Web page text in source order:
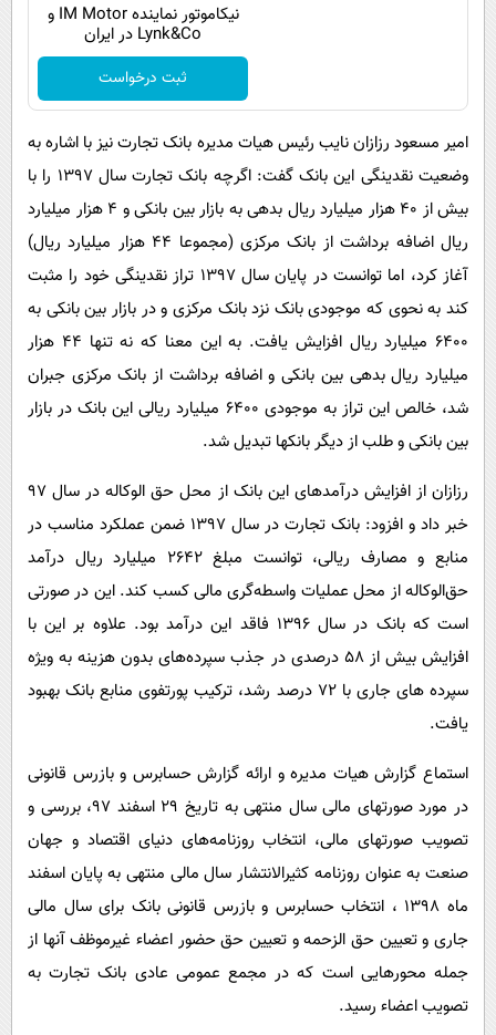
نیکاموتور نماینده IM Motor و
Lynk&Co در ایران
ثبت درخواست
امیر مسعود رزازان نایب رئیس هیات مدیره بانک تجارت نیز با اشاره به
وضعیت نقدینگی این بانک گفت: اگرچه بانک تجارت سال 1397 را با
بیش از 40 هزار میلیارد ریال بدهی به بازار بین بانکی و 4 هزار میلیارد
ریال اضافه برداشت از بانک مرکزی (مجموعا 44 هزار میلیارد ریال)
آغاز کرد، اما توانست در پایان سال 1397 تراز نقدینگی خود را مثبت
کند به نحوی که موجودی بانک نزد بانک مرکزی و در بازار بین بانکی به
6400 میلیارد ریال افزایش یافت. به این معنا که نه تنها 44 هزار
میلیارد ریال بدهی بین بانکی و اضافه برداشت از بانک مرکزی جبران
شد، خالص این تراز به موجودی 6400 میلیارد ریالی این بانک در بازار
بین بانکی و طلب از دیگر بانکها تبدیل شد.
رزازان از افزایش درآمدهای این بانک از محل حق الوکاله در سال 97
خبر داد و افزود: بانک تجارت در سال 1397 ضمن عملکرد مناسب در
منابع و مصارف ریالی، توانست مبلغ 2642 میلیارد ریال درآمد
حق‌الوکاله از محل عملیات واسطه‌گری مالی کسب کند. این در صورتی
است که بانک در سال 1396 فاقد این درآمد بود. علاوه بر این با
افزایش بیش از 58 درصدی در جذب سپرده‌های بدون هزینه به ویژه
سپرده های جاری با 72 درصد رشد، ترکیب پورتفوی منابع بانک بهبود
یافت.
استماع گزارش هیات مدیره و ارائه گزارش حسابرس و بازرس قانونی
در مورد صورتهای مالی سال منتهی به تاریخ 29 اسفند 97، بررسی و
تصویب صورتهای مالی، انتخاب روزنامه‌های دنیای اقتصاد و جهان
صنعت به عنوان روزنامه کثیرالانتشار سال مالی منتهی به پایان اسفند
ماه 1398 ، انتخاب حسابرس و بازرس قانونی بانک برای سال مالی
جاری و تعیین حق الزحمه و تعیین حق حضور اعضاء غیرموظف آنها از
جمله محورهایی است که در مجمع عمومی عادی بانک تجارت به
تصویب اعضاء رسید.